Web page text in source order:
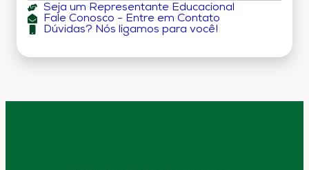
Seja um Representante Educacional
Fale Conosco - Entre em Contato
Dúvidas? Nós ligamos para você!